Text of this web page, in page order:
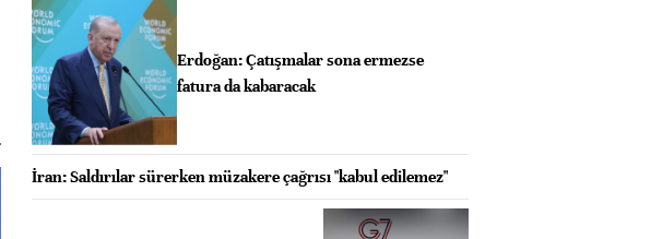
Erdoğan: Çatışmalar sona ermezse
fatura da kabaracak
İran: Saldırılar sürerken müzakere çağrısı "kabul edilemez"